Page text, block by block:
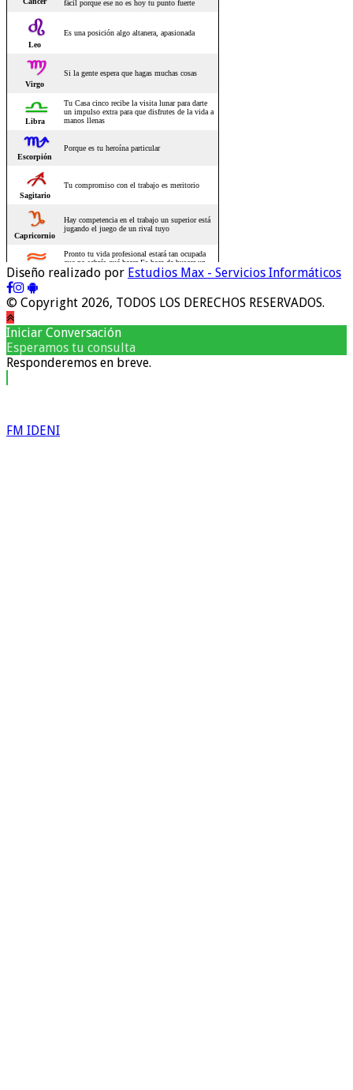
Diseño realizado por Estudios Max - Servicios Informáticos
© Copyright 2026, TODOS LOS DERECHOS RESERVADOS.
Iniciar Conversación
Esperamos tu consulta
Responderemos en breve.
FM IDENI